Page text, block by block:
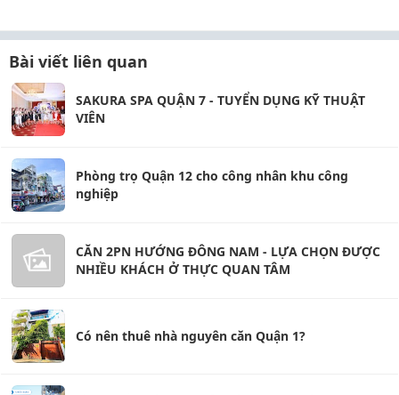
Bài viết liên quan
SAKURA SPA QUẬN 7 - TUYỂN DỤNG KỸ THUẬT
VIÊN
Phòng trọ Quận 12 cho công nhân khu công
nghiệp
CĂN 2PN HƯỚNG ĐÔNG NAM - LỰA CHỌN ĐƯỢC
NHIỀU KHÁCH Ở THỰC QUAN TÂM
Có nên thuê nhà nguyên căn Quận 1?